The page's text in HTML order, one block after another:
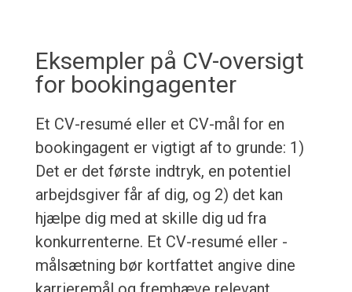
Eksempler på CV-oversigt
for bookingagenter
Et CV-resumé eller et CV-mål for en
bookingagent er vigtigt af to grunde: 1)
Det er det første indtryk, en potentiel
arbejdsgiver får af dig, og 2) det kan
hjælpe dig med at skille dig ud fra
konkurrenterne. Et CV-resumé eller -
målsætning bør kortfattet angive dine